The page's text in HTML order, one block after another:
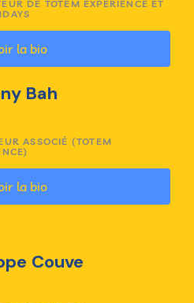
DE TOTEM EXPERIENCE ET
la bio
Bah
ASSOCIÉ (TOTEM
la bio
Couve